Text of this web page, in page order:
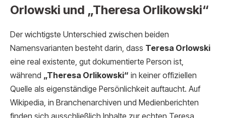
Orlowski und „Theresa Orlikowski“
Der wichtigste Unterschied zwischen beiden
Namensvarianten besteht darin, dass Teresa Orlowski
eine real existente, gut dokumentierte Person ist,
während „Theresa Orlikowski“ in keiner offiziellen
Quelle als eigenständige Persönlichkeit auftaucht. Auf
Wikipedia, in Branchenarchiven und Medienberichten
finden sich ausschließlich Inhalte zur echten Teresa